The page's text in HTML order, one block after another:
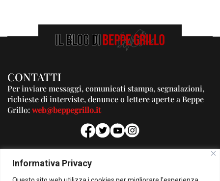
Informativa Privacy
CONTATTI
Per inviare messaggi, comunicati stampa, segnalazioni,
richieste di interviste, denunce o lettere aperte a Beppe
Grillo:web@beppegrillo.it
PUBBLICITA'
Per la tua pubblicità su questo Blog: